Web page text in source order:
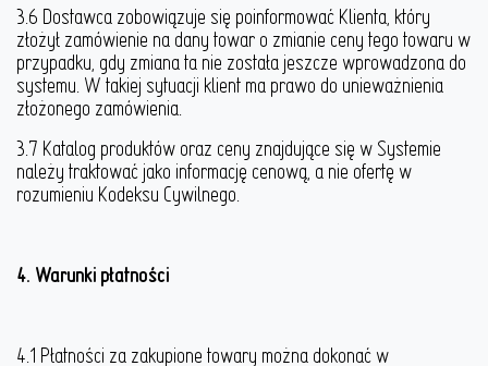
3.6 Dostawca zobowiązuje się poinformować Klienta, który
złożył zamówienie na dany towar o zmianie ceny tego towaru w
przypadku, gdy zmiana ta nie została jeszcze wprowadzona do
systemu. W takiej sytuacji klient ma prawo do unieważnienia
złożonego zamówienia.
3.7 Katalog produktów oraz ceny znajdujące się w Systemie
należy traktować jako informację cenową, a nie ofertę w
rozumieniu Kodeksu Cywilnego.
4. Warunki płatności
4.1 Płatności za zakupione towary można dokonać w